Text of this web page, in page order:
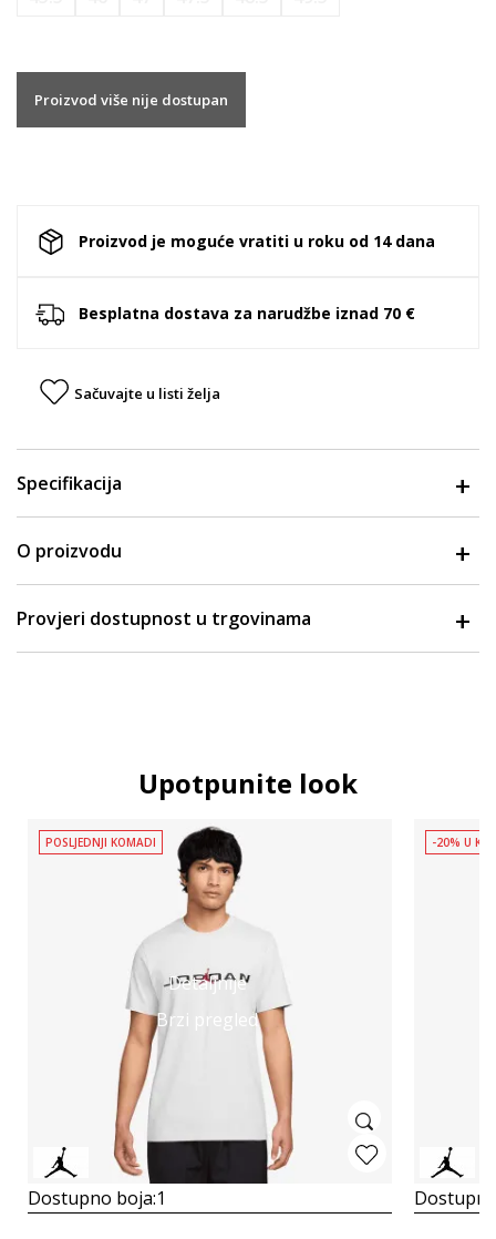
Proizvod više nije dostupan
Proizvod je moguće vratiti u roku od 14 dana
Besplatna dostava za narudžbe iznad 70 €
Sačuvajte u listi želja
Specifikacija
O proizvodu
Provjeri dostupnost u trgovinama
Upotpunite look
Detaljnije
Brzi pregled
POSLJEDNJI KOMADI
Dostupno boja:1
-20% U